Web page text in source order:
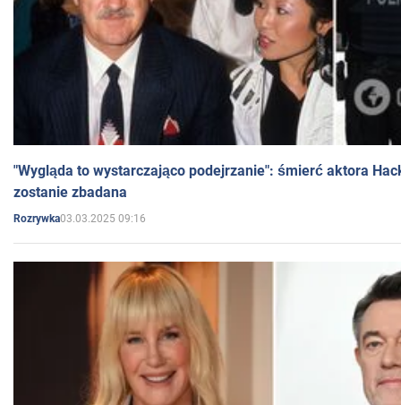
"Wygląda to wystarczająco podejrzanie": śmierć aktora
zostanie zbadana
Rozrywka03.03.2025 09:16